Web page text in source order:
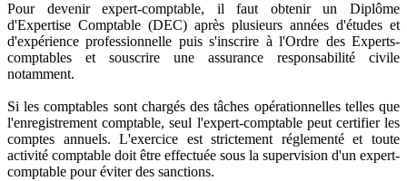
Pour devenir expert-comptable, il faut obtenir un Diplôme
d'Expertise Comptable (DEC) après plusieurs années d'études et
d'expérience professionnelle puis s'inscrire à l'Ordre des Experts-
comptables et souscrire une assurance responsabilité civile
notamment.
Si les comptables sont chargés des tâches opérationnelles telles que
l'enregistrement comptable, seul l'expert-comptable peut certifier les
comptes annuels. L'exercice est strictement réglementé et toute
activité comptable doit être effectuée sous la supervision d'un expert-
comptable pour éviter des sanctions.